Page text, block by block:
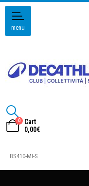
menu
0
Cart
0,00€
BS410-MI-S